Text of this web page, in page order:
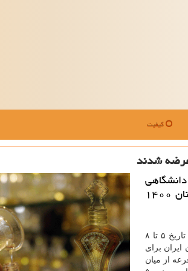
کیفیت
تهران اسامی برگزیدگان مسابقه خطبه غدیر تابستان ۱۴۰۰
این مسابقه که از تاریخ ۵ تا ۸
ایران برای
قرعه از میان